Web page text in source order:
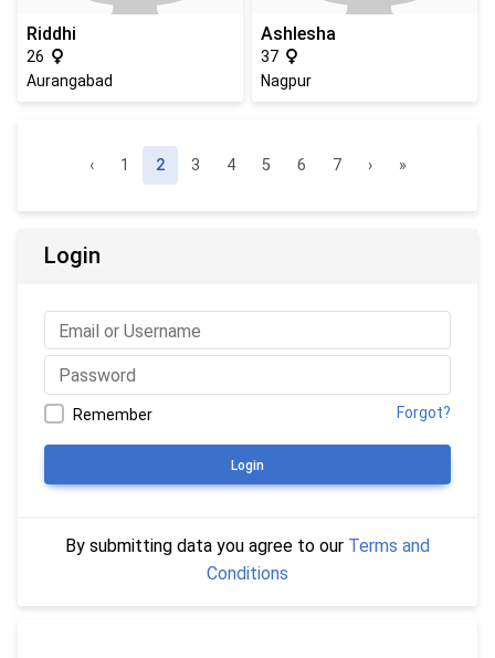
Riddhi
26
Aurangabad
Ashlesha
37
Nagpur
Page navigation
‹ Page
1 Current page
2 Page
3 Page
4 Page
5 Page
6 Page
7 › »
Login
Remember Forgot?
Login
By submitting data you agree to our Terms and
Conditions